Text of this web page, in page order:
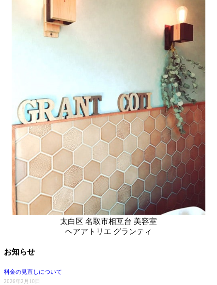
太白区 名取市相互台 美容室
ヘアアトリエ グランティ
お知らせ
料金の見直しについて
2026年2月10日